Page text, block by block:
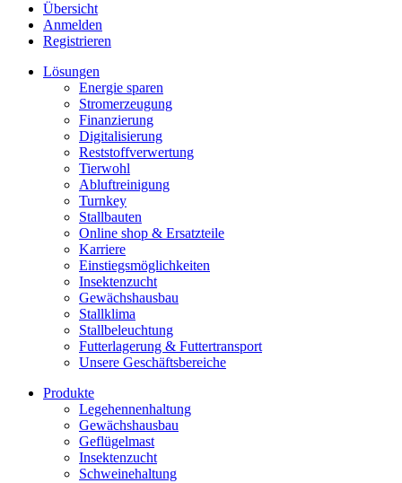
Übersicht
Anmelden
Registrieren
Lösungen
Energie sparen
Stromerzeugung
Finanzierung
Digitalisierung
Reststoffverwertung
Tierwohl
Abluftreinigung
Turnkey
Stallbauten
Online shop & Ersatzteile
Karriere
Einstiegsmöglichkeiten
Insektenzucht
Gewächshausbau
Stallklima
Stallbeleuchtung
Futterlagerung & Futtertransport
Unsere Geschäftsbereiche
Produkte
Legehennenhaltung
Gewächshausbau
Geflügelmast
Insektenzucht
Schweinehaltung